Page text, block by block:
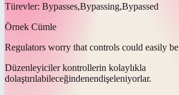
Türevler: Bypasses,Bypassing,Bypassed
Örnek Cümle
Regulators worry that controls could easily be
Düzenleyiciler kontrollerin kolaylıkla
dolaştırılabileceğindenendişeleniyorlar.